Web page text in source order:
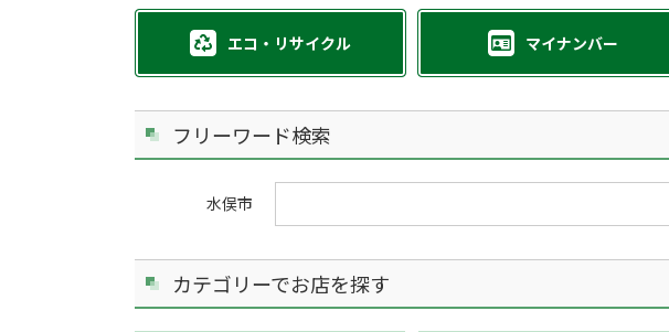
エコ・リサイクル マイナンバー
フリーワード検索
水俣市
カテゴリーでお店を探す